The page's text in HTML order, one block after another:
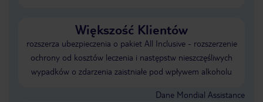
Większość Klientów
rozszerza ubezpieczenia o pakiet All Inclusive - rozszerzenie
ochrony od kosztów leczenia i następstw nieszczęśliwych
wypadków o zdarzenia zaistniałe pod wpływem alkoholu
Dane Mondial Assistance